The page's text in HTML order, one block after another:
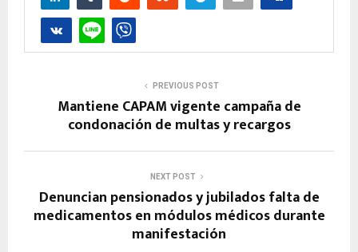
PREVIOUS POST
Mantiene CAPAM vigente campaña de
condonación de multas y recargos
NEXT POST
Denuncian pensionados y jubilados falta de
medicamentos en módulos médicos durante
manifestación